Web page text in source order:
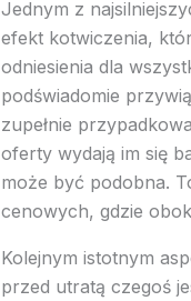
Jednym z
efekt kotwiczenia,
odniesienia dla
podświadomie
zupełnie
oferty wydają im się
może być podobna.
cenowych, gdzie
Kolejnym istotnym
przed utratą czegoś